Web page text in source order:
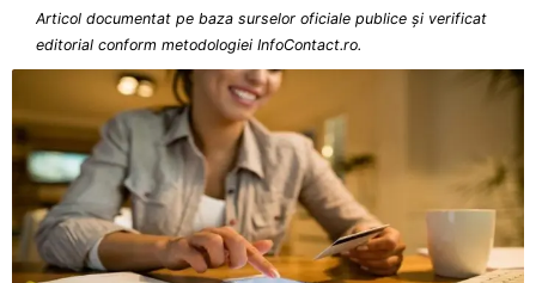
Articol documentat pe baza surselor oficiale publice și verificat
editorial conform metodologiei InfoContact.ro.